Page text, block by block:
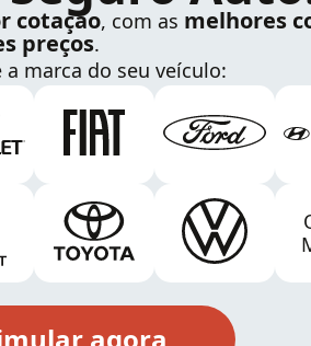
cotação, com as melhores
preços.
a marca do seu veículo: